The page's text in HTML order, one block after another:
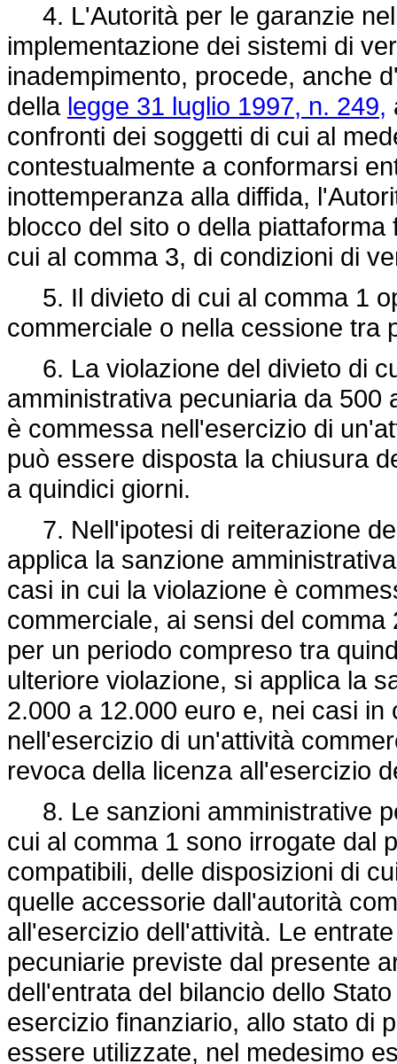
4. L'Autorità per le garanzie
implementazione dei sistemi di
inadempimento, procede, anche
della legge 31 luglio 1997, n. 249,
confronti dei soggetti di cui al
contestualmente a conformarsi
inottemperanza alla diffida,
blocco del sito o della
cui al comma 3, di condizioni di
5. Il divieto di cui al comma 1
commerciale o nella cessione tra
6. La violazione del divieto di
amministrativa pecuniaria da 500
è commessa nell'esercizio di
può essere disposta la chiusura
a quindici giorni.
7. Nell'ipotesi di reiterazione
applica la sanzione
casi in cui la violazione è
commerciale, ai sensi del
per un periodo compreso tra
ulteriore violazione, si applica la
2.000 a 12.000 euro e, nei casi
nell'esercizio di un'attività
revoca della licenza all'esercizio
8. Le sanzioni amministrative
cui al comma 1 sono irrogate dal
compatibili, delle disposizioni di
quelle accessorie dall'autorità
all'esercizio dell'attività. Le
pecuniarie previste dal presente
dell'entrata del bilancio dello
esercizio finanziario, allo stato di
essere utilizzate, nel medesimo